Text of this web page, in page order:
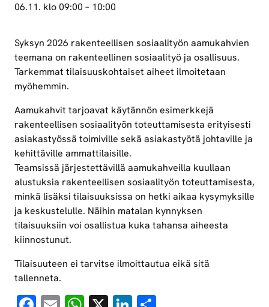
06.11. klo 09:00 – 10:00
Syksyn 2026 rakenteellisen sosiaalityön aamukahvien
teemana on rakenteellinen sosiaalityö ja osallisuus.
Tarkemmat tilaisuuskohtaiset aiheet ilmoitetaan
myöhemmin.
Aamukahvit tarjoavat käytännön esimerkkejä
rakenteellisen sosiaalityön toteuttamisesta erityisesti
asiakastyössä toimiville sekä asiakastyötä johtaville ja
kehittäville ammattilaisille.
Teamsissä järjestettävillä aamukahveilla kuullaan
alustuksia rakenteellisen sosiaalityön toteuttamisesta,
minkä lisäksi tilaisuuksissa on hetki aikaa kysymyksille
ja keskustelulle. Näihin matalan kynnyksen
tilaisuuksiin voi osallistua kuka tahansa aiheesta
kiinnostunut.
Tilaisuuteen ei tarvitse ilmoittautua eikä sitä
tallenneta.